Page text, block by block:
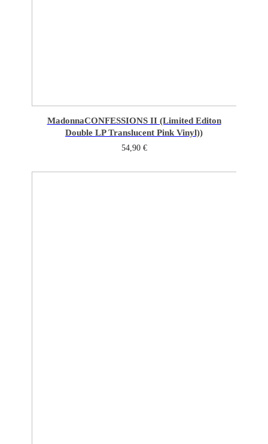
MadonnaCONFESSIONS II (Limited Editon
Double LP Translucent Pink Vinyl))
54,90 €